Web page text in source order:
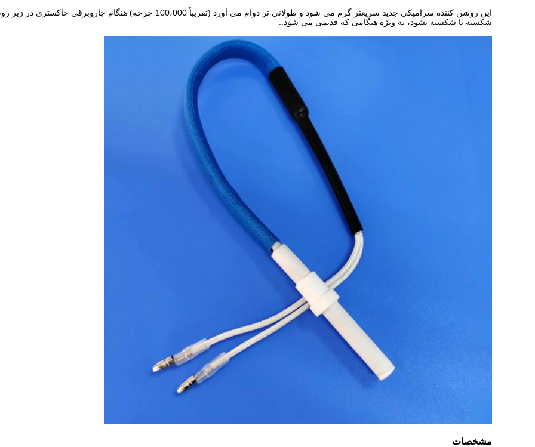
این روشن کننده سرامیکی جدید سریعتر گرم می شود و طولانی تر دوام می آورد
شکسته یا شکسته نشود، به ویژه هنگامی که قدیمی می شود..
مشخصات